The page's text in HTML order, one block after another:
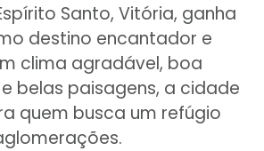
Santo, Vitória, ganha
destino encantador e
clima agradável, boa
belas paisagens, a cidade
quem busca um refúgio